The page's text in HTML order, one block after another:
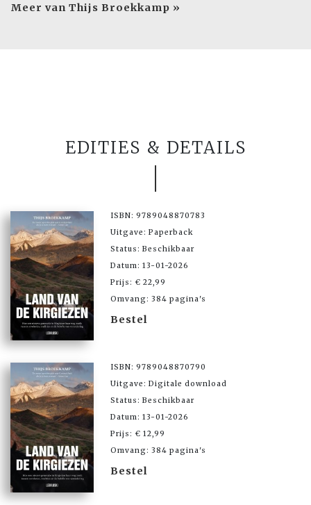
Meer van Thijs Broekkamp »
EDITIES & DETAILS
ISBN: 9789048870783
Uitgave: Paperback
Status: Beschikbaar
Datum: 13-01-2026
Prijs: € 22,99
Omvang: 384 pagina's
Bestel
ISBN: 9789048870790
Uitgave: Digitale download
Status: Beschikbaar
Datum: 13-01-2026
Prijs: € 12,99
Omvang: 384 pagina's
Bestel